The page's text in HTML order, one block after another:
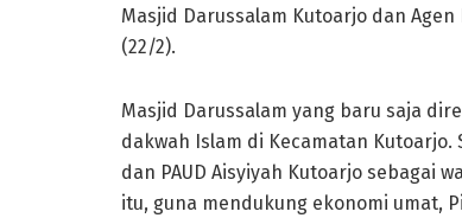
Masjid Darussalam Kutoarjo dan
(22/2).
Masjid Darussalam yang baru saja
dakwah Islam di Kecamatan
dan PAUD Aisyiyah Kutoarjo sebagai
itu, guna mendukung ekonomi umat,